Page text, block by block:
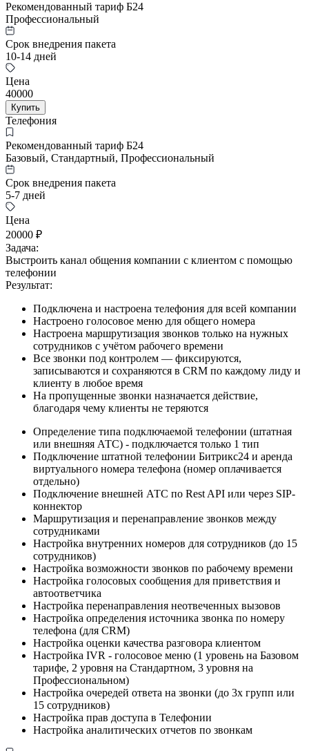
Рекомендованный тариф Б24
Профессиональный
Срок внедрения пакета
10-14 дней
Цена
40000
Купить
Телефония
Рекомендованный тариф Б24
Базовый, Стандартный, Профессиональный
Срок внедрения пакета
5-7 дней
Цена
20000 ₽
Задача:
Выстроить канал общения компании с клиентом с помощью
телефонии
Результат:
Подключена и настроена телефония для всей компании
Настроено голосовое меню для общего номера
Настроена маршрутизация звонков только на нужных
сотрудников с учётом рабочего времени
Все звонки под контролем — фиксируются,
записываются и сохраняются в CRM по каждому лиду и
клиенту в любое время
На пропущенные звонки назначается действие,
благодаря чему клиенты не теряются
Определение типа подключаемой телефонии (штатная
или внешняя АТС) - подключается только 1 тип
Подключение штатной телефонии Битрикс24 и аренда
виртуального номера телефона (номер оплачивается
отдельно)
Подключение внешней АТС по Rest API или через SIP-
коннектор
Маршрутизация и перенаправление звонков между
сотрудниками
Настройка внутренних номеров для сотрудников (до 15
сотрудников)
Настройка возможности звонков по рабочему времени
Настройка голосовых сообщения для приветствия и
автоответчика
Настройка перенаправления неотвеченных вызовов
Настройка определения источника звонка по номеру
телефона (для CRM)
Настройка оценки качества разговора клиентом
Настройка IVR - голосовое меню (1 уровень на Базовом
тарифе, 2 уровня на Стандартном, 3 уровня на
Профессиональном)
Настройка очередей ответа на звонки (до 3х групп или
15 сотрудников)
Настройка прав доступа в Телефонии
Настройка аналитических отчетов по звонкам